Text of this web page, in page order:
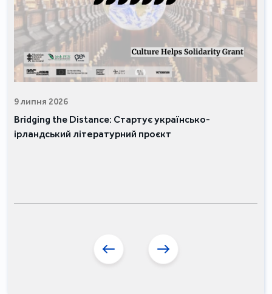
9 липня 2026
Bridging the Distance: Стартує українсько-
ірландський літературний проєкт